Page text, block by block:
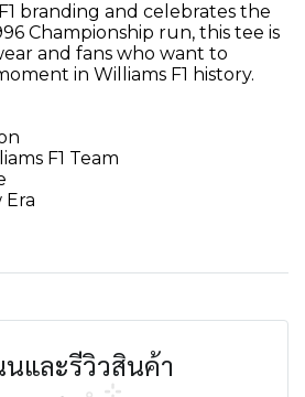
branding and celebrates the
Championship run, this tee is
and fans who want to
in Williams F1 history.
F1 Team
และรีวิวสินค้า